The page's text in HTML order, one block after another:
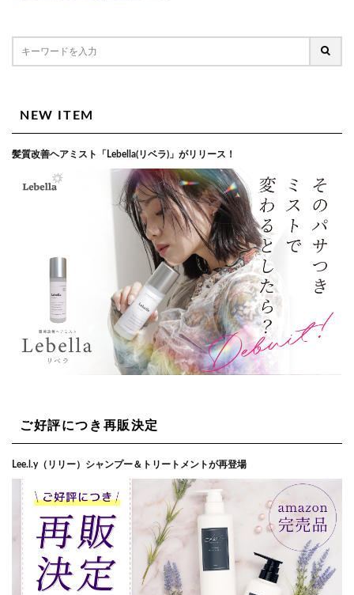
NEW ITEM
髪質改善ヘアミスト「Lebella(リベラ)」がリリース！
ご好評につき再販決定
Lee.l.y（リリー）シャンプー＆トリートメントが再登場